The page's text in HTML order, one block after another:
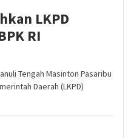
LKPD
RI
Tengah Masinton Pasaribu
Daerah (LKPD)